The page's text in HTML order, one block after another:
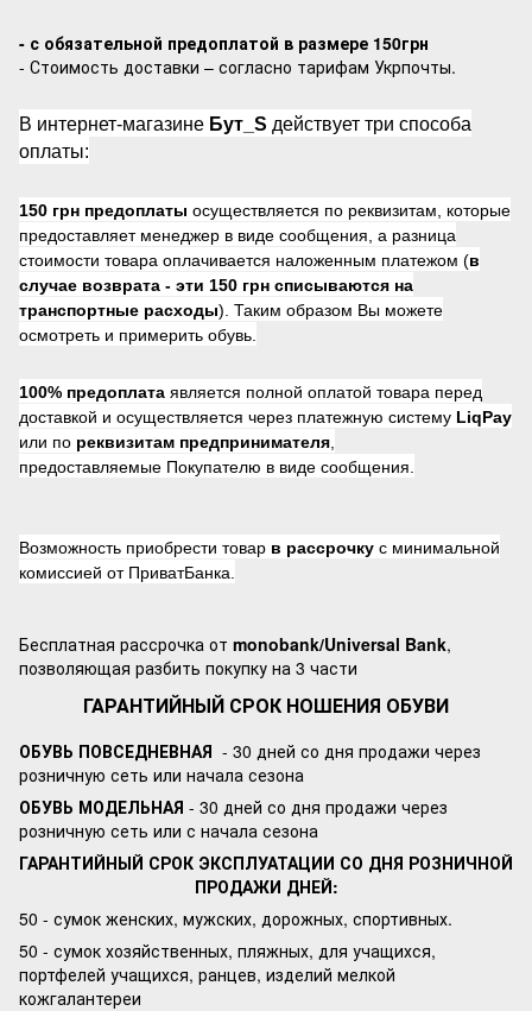
- с обязательной предоплатой в размере 150грн
- Стоимость доставки – согласно тарифам Укрпочты.
В интернет-магазине Бут_S действует три способа
оплаты:
150 грн предоплаты осуществляется по реквизитам, которые
предоставляет менеджер в виде сообщения, а разница
стоимости товара оплачивается наложенным платежом (в
случае возврата - эти 150 грн списываются на
транспортные расходы). Таким образом Вы можете
осмотреть и примерить обувь.
100% предоплата является полной оплатой товара перед
доставкой и осуществляется через платежную систему LiqPay
или по реквизитам предпринимателя
предоставляемые Покупателю в виде сообщения.
Возможность приобрести товар в рассрочку с минимальной
комиссией от ПриватБанка.
Бесплатная рассрочка от monobank/Universal Bank,
позволяющая разбить покупку на 3 части
ГАРАНТИЙНЫЙ СРОК НОШЕНИЯ ОБУВИ
ОБУВЬ ПОВСЕДНЕВНАЯ - 30 дней со дня продажи через
розничную сеть или начала сезона
ОБУВЬ МОДЕЛЬНАЯ - 30 дней со дня продажи через
розничную сеть или с начала сезона
ГАРАНТИЙНЫЙ СРОК ЭКСПЛУАТАЦИИ СО ДНЯ РОЗНИЧНОЙ
ПРОДАЖИ ДНЕЙ:
50 - сумок женских, мужских, дорожных, спортивных.
50 - сумок хозяйственных, пляжных, для учащихся,
портфелей учащихся, ранцев, изделий мелкой
кожгалантереи